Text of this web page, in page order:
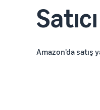
Amazon'da satış